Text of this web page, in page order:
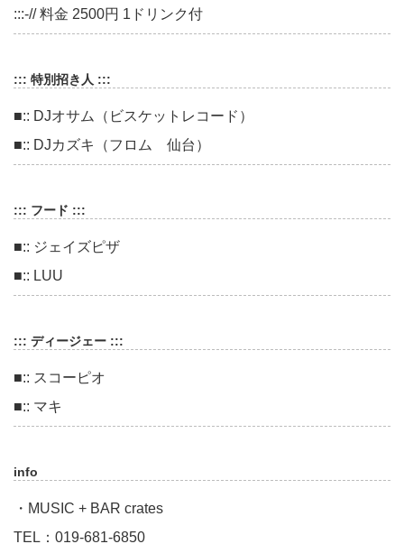
:::-// 料金 2500円 1ドリンク付
::: 特別招き人 :::
■:: DJオサム（ビスケットレコード）
■:: DJカズキ（フロム 仙台）
::: フード :::
■:: ジェイズピザ
■:: LUU
::: ディージェー :::
■:: スコーピオ
■:: マキ
info
・MUSIC + BAR crates
TEL：019-681-6850